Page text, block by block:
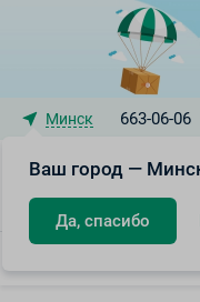
Минск
Ваш город —
Да, спасибо
663-06-06
Лекарственные